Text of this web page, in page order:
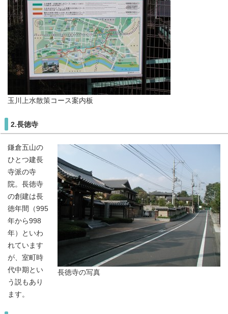
玉川上水散策コース案内板
2.長徳寺
長徳寺の写真
鎌倉五山の
ひとつ建長
寺派の寺
院。長徳寺
の創建は長
徳年間（995
年から998
年）といわ
れています
が、室町時
代中期とい
う説もあり
ます。